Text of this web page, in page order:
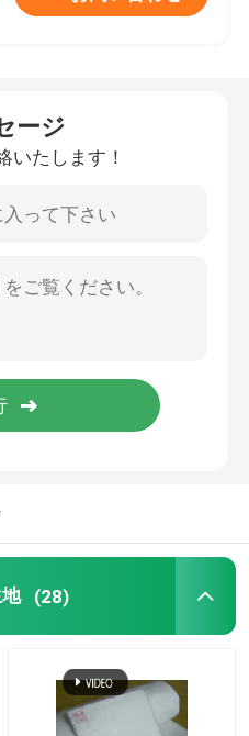
ージ
いたします！
(28)